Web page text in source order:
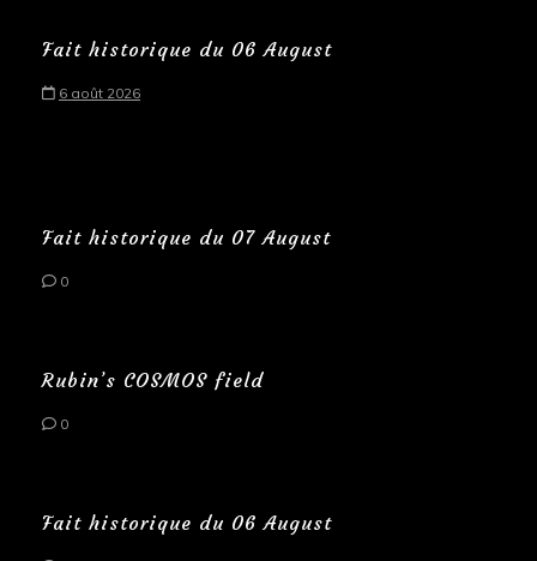
Fait historique du 06 August
6 août 2026
Fait historique du 07 August
0
Rubin’s COSMOS field
0
Fait historique du 06 August